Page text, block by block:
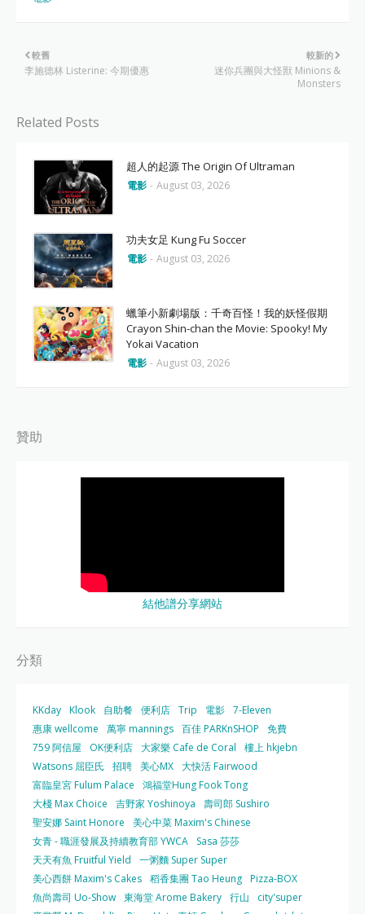
較新的
迷你兵團與大怪獸 Minions &
Monsters
較舊
李施德林 Listerine: 今期優惠
Related Posts
超人的起源 The Origin Of Ultraman
電影 - August 03, 2026
功夫女足 Kung Fu Soccer
電影 - August 03, 2026
蠟筆小新劇場版：千奇百怪！我的妖怪假期
Crayon Shin-chan the Movie: Spooky! My
Yokai Vacation
電影 - August 03, 2026
贊助
結他譜分享網站
分類
KKday Klook 自助餐 便利店 Trip 電影 7-Eleven
惠康 wellcome
萬寧 mannings 百佳 PARKnSHOP
免費
759 阿信屋
OK便利店 大家樂 Cafe de Coral
樓上 hkjebn
Watsons 屈臣氏
招聘 美心MX 大快活 Fairwood
富臨皇宮 Fulum Palace
鴻福堂Hung Fook Tong
大棧 Max Choice
吉野家 Yoshinoya
壽司郎 Sushiro
聖安娜 Saint Honore
美心中菜 Maxim's Chinese
女青 - 職涯發展及持續教育部 YWCA
Sasa 莎莎
天天有魚 Fruitful Yield
一粥麵 Super Super
美心西餅 Maxim's Cakes 稻香集團 Tao Heung Pizza-BOX
魚尚壽司 Uo-Show 東海堂 Arome Bakery 行山
city'super